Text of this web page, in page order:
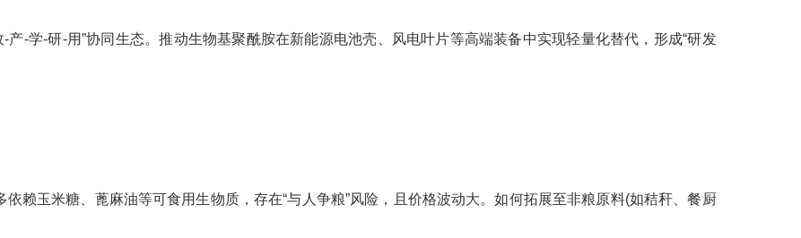
-学-研-用”协同生态。推动生物基聚酰胺在新能源电池壳、风电叶片等高端装备中实现轻量化替代，形成“研发
赖玉米糖、蓖麻油等可食用生物质，存在“与人争粮”风险，且价格波动大。如何拓展至非粮原料(如秸秆、餐厨